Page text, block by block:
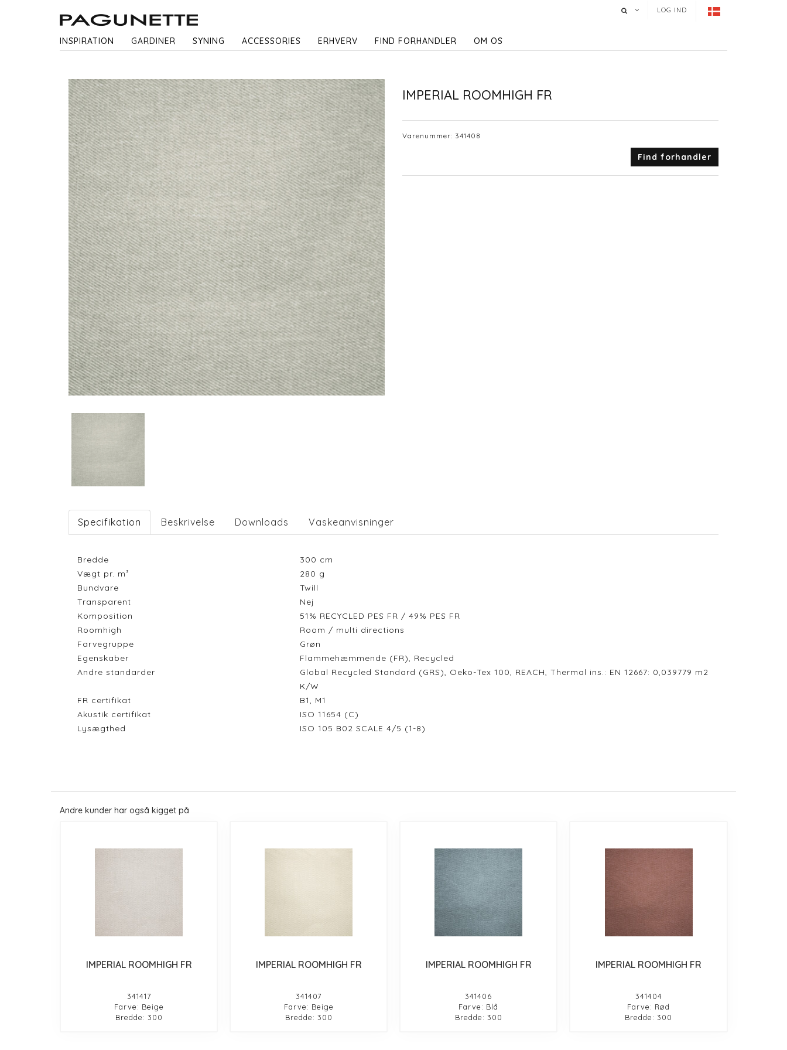
LOG IND
INSPIRATION GARDINER SYNING ACCESSORIES ERHVERV FIND FORHANDLER OM OS
IMPERIAL ROOMHIGH FR
Varenummer: 341408
Find forhandler
Specifikation Beskrivelse Downloads Vaskeanvisninger
Bredde 300 cm
Vægt pr. m²
280 g
Bundvare
Twill
Transparent
Nej
Komposition
51% RECYCLED PES FR / 49% PES FR
Roomhigh
Room / multi directions
Farvegruppe
Grøn
Egenskaber
Flammehæmmende (FR), Recycled
Andre standarder
Global Recycled Standard (GRS), Oeko-Tex 100, REACH, Thermal ins.: EN 12667: 0,039779 m2
K/W
FR certifikat
B1, M1
Akustik certifikat
ISO 11654 (C)
Lysægthed
ISO 105 B02 SCALE 4/5 (1-8)
Andre kunder har også kigget på
IMPERIAL ROOMHIGH FR
341417
Farve: Beige
Bredde: 300
IMPERIAL ROOMHIGH FR
341407
Farve: Beige
Bredde: 300
IMPERIAL ROOMHIGH FR
341406
Farve: Blå
Bredde: 300
IMPERIAL ROOMHIGH FR
341404
Farve: Rød
Bredde: 300